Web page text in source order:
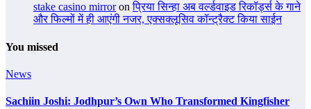
stake casino mirroronप्रिया सिन्हा अब वर्ल्डवाइड रिकॉर्ड्स के गाने
और फिल्मों में ही आएंगी नजर, एक्सक्लूसिव कॉन्ट्रैक्ट किया साईन
You missed
News
Sachiin Joshi: Jodhpur’s Own Who Transformed Kingfisher